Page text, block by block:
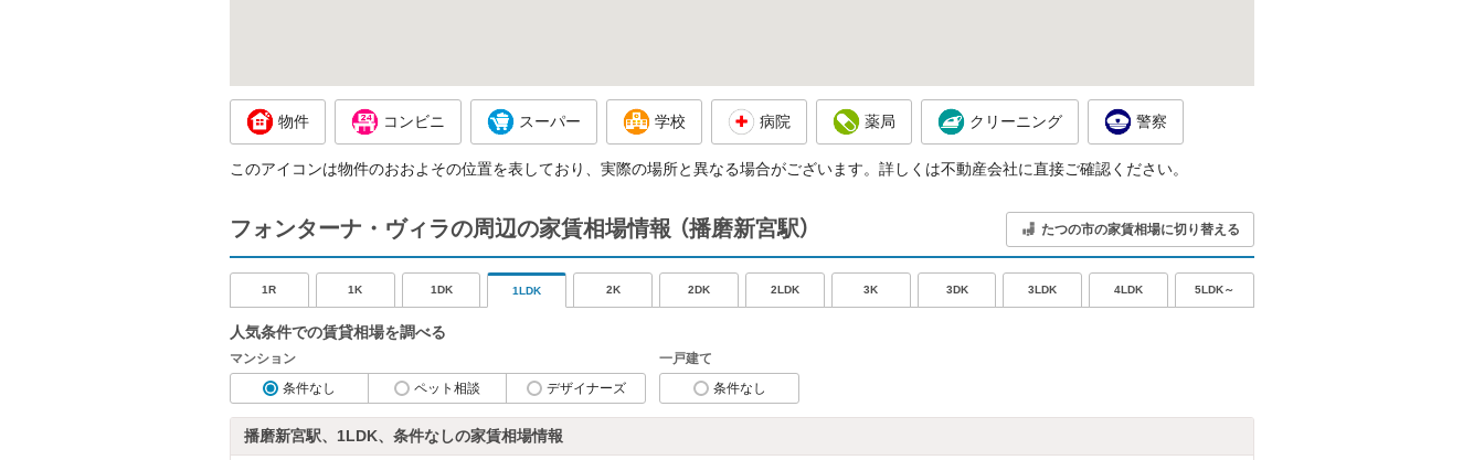
物件 コンビニ スーパー 学校 病院 薬局 クリーニング 警察
このアイコンは物件のおおよその位置を表しており、実際の場所と異なる場合がございます。詳しくは不動産会社に直接ご確認ください。
フォンターナ・ヴィラの周辺の家賃相場情報 （播磨新宮駅） たつの市の家賃相場に切り替える
1R 1K 1DK 1LDK 2K 2DK 2LDK 3K 3DK 3LDK 4LDK 5LDK～
人気条件での賃貸相場を調べる
マンション
条件なし
ペット相談 デザイナーズ
一戸建て
条件なし
播磨新宮駅、1LDK、条件なしの家賃相場情報